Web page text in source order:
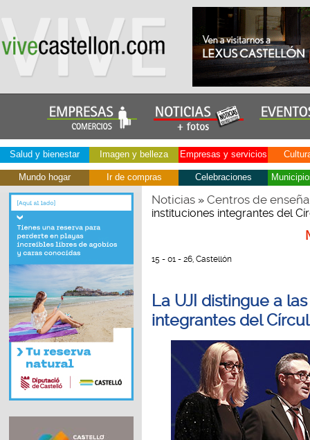
Salud y bienestar Imagen y belleza Empresas y servicios
Mundo hogar Ir de compras Celebraciones
Noticias» Centros de
instituciones integrantes del
15 - 01 - 26, Castellón
La UJI distingue a
integrantes del